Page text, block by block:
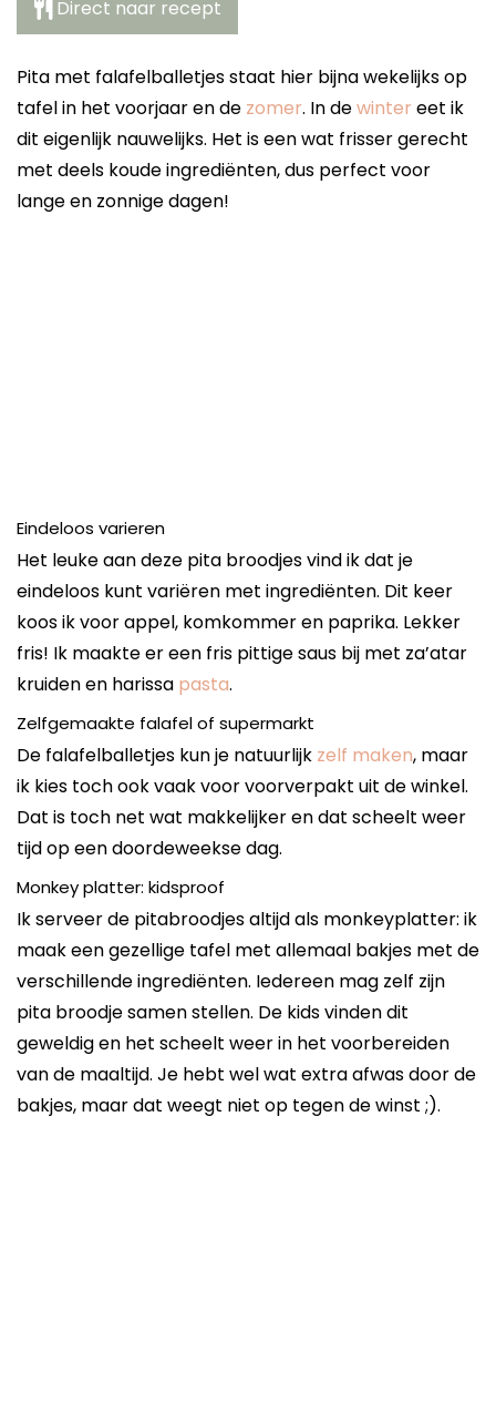
Direct naar recept
Pita met falafelballetjes staat hier bijna wekelijks op
tafel in het voorjaar en de zomer. In dewinter eet ik
dit eigenlijk nauwelijks. Het is een wat frisser gerecht
met deels koude ingrediënten, dus perfect voor
lange en zonnige dagen!
Eindeloos varieren
Het leuke aan deze pita broodjes vind ik dat je
eindeloos kunt variëren met ingrediënten. Dit keer
koos ik voor appel, komkommer en paprika. Lekker
fris! Ik maakte er een fris pittige saus bij met za’atar
kruiden en harissa pasta.
Zelfgemaakte falafel of supermarkt
De falafelballetjes kun je natuurlijk zelf maken, maar
ik kies toch ook vaak voor voorverpakt uit de winkel.
Dat is toch net wat makkelijker en dat scheelt weer
tijd op een doordeweekse dag.
Monkey platter: kidsproof
Ik serveer de pitabroodjes altijd als monkeyplatter: ik
maak een gezellige tafel met allemaal bakjes met de
verschillende ingrediënten. Iedereen mag zelf zijn
pita broodje samen stellen. De kids vinden dit
geweldig en het scheelt weer in het voorbereiden
van de maaltijd. Je hebt wel wat extra afwas door de
bakjes, maar dat weegt niet op tegen de winst ;).